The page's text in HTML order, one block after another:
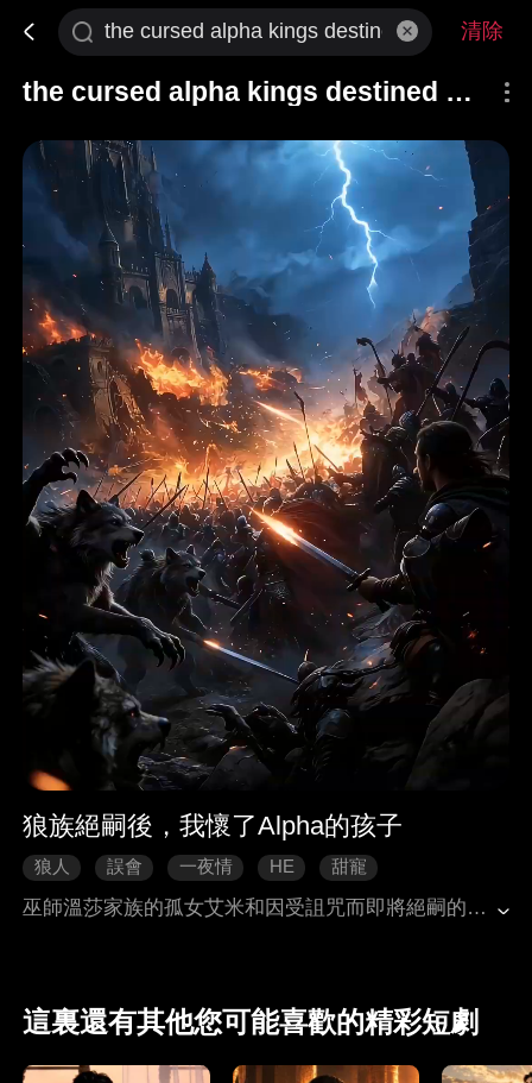
清除
the cursed alpha kings destined mate
狼族絕嗣後，我懷了Alpha的孩子
狼人 誤會 一夜情 HE 甜寵
巫師溫莎家族的孤女艾米和因受詛咒而即將絕嗣的狼族Alpha威廉壹響貪歡後竟懷上他的種！憑著肚子裏的狼崽，艾米拯救了絕嗣邊緣的狼族，被威廉捧在手心備受寵愛，不想卻招來無盡的妒火，背叛和陰謀之下，壹個驚天真相浮出水面：艾米竟是狼族守護神月神的轉世...
這裏還有其他您可能喜歡的精彩短劇